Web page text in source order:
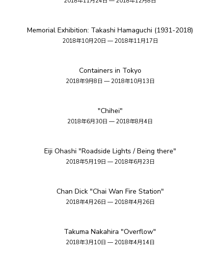
Memorial Exhibition: Takashi Hamaguchi (1931-2018)
2018年10月20日 — 2018年11月17日
Containers in Tokyo
2018年9月8日 — 2018年10月13日
"Chihei"
2018年6月30日 — 2018年8月4日
Eiji Ohashi "Roadside Lights / Being there"
2018年5月19日 — 2018年6月23日
Chan Dick "Chai Wan Fire Station"
2018年4月26日 — 2018年4月26日
Takuma Nakahira "Overflow"
2018年3月10日 — 2018年4月14日